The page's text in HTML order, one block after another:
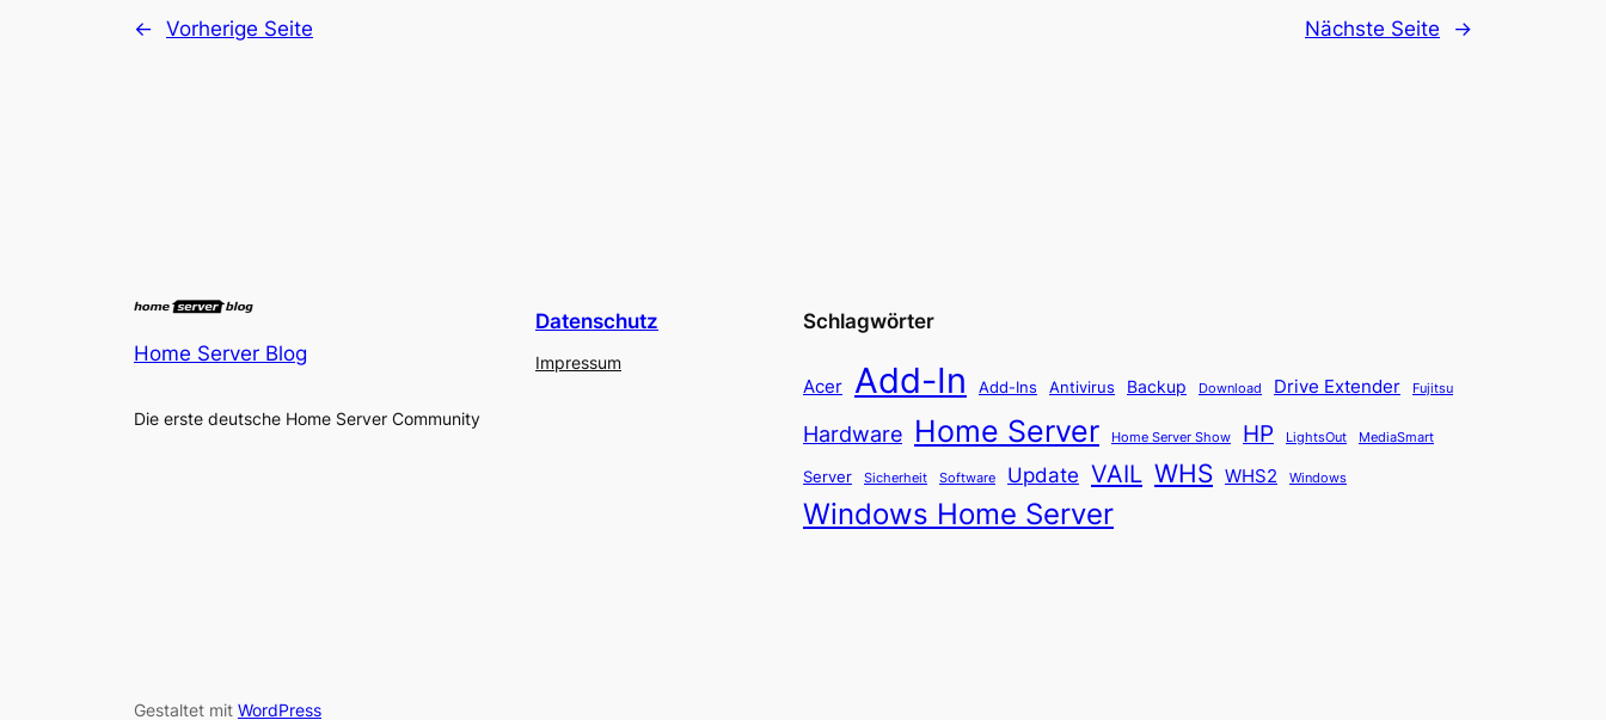
← Vorherige Seite Nächste Seite →
Home Server Blog
Die erste deutsche Home Server Community
Datenschutz
Impressum
Schlagwörter
Acer Add-In Add-Ins Antivirus Backup Download Drive Extender Fujitsu
Hardware Home Server Home Server Show HP LightsOut MediaSmart
Server Sicherheit Software Update VAIL WHS WHS2 Windows
Windows Home Server
Gestaltet mit WordPress